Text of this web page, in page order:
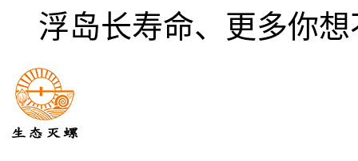
浮岛长寿命、更多你